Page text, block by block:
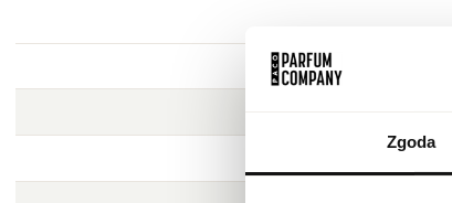
Zgoda